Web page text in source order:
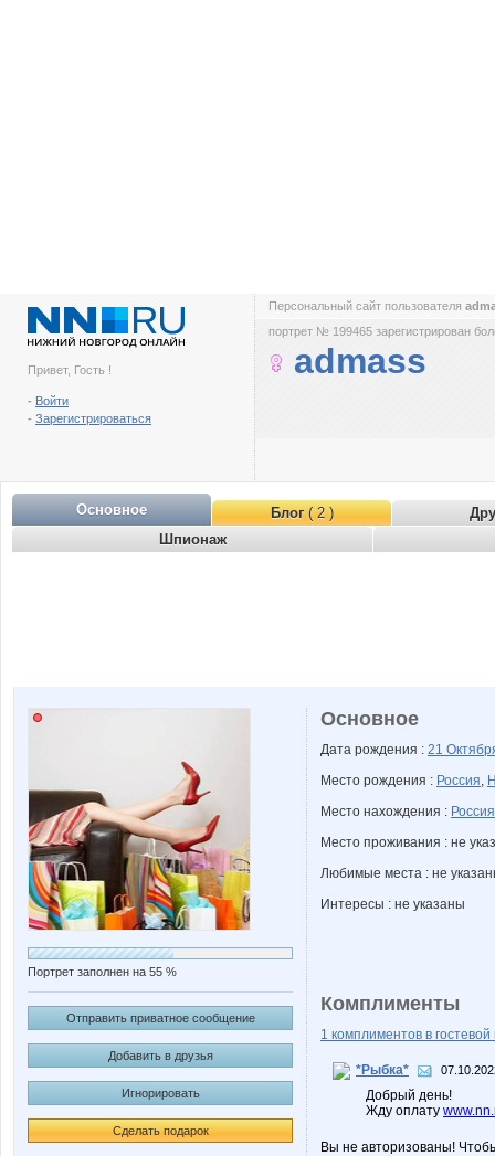
Привет, Гость !
- Войти
- Зарегистрироваться
Персональный сайт пользователя
портрет № 199465 зарегистрирован
admass
Основное Блог( 2 )
Шпионаж
Портрет заполнен на 55 %
Отправить приватное сообщение
Добавить в друзья
Игнорировать
Сделать подарок
Основное
Дата рождения : 21
Место рождения : Россия,
Место нахождения : Россия
Место проживания : не
Любимые места : не
Интересы : не указаны
Комплименты
1 комплиментов в гостевой
*Рыбка*
Добрый день!
Жду оплату
Вы не авторизованы!